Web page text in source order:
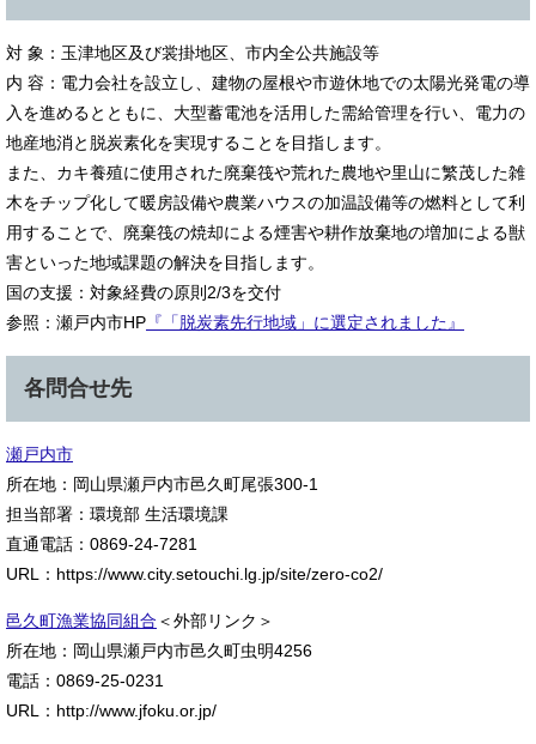
対 象：玉津地区及び裳掛地区、市内全公共施設等
内 容：電力会社を設立し、建物の屋根や市遊休地での太陽光発電の導
入を進めるとともに、大型蓄電池を活用した需給管理を行い、電力の
地産地消と脱炭素化を実現することを目指します。
また、カキ養殖に使用された廃棄筏や荒れた農地や里山に繁茂した雑
木をチップ化して暖房設備や農業ハウスの加温設備等の燃料として利
用することで、廃棄筏の焼却による煙害や耕作放棄地の増加による獣
害といった地域課題の解決を目指します。
国の支援：対象経費の原則2/3を交付
参照：瀬戸内市HP 『「脱炭素先行地域」に選定されました』
各問合せ先
瀬戸内市
所在地：岡山県瀬戸内市邑久町尾張300-1
担当部署：環境部 生活環境課
直通電話：0869-24-7281
URL：https://www.city.setouchi.lg.jp/site/zero-co2/
邑久町漁業協同組合 ＜外部リンク＞
所在地：岡山県瀬戸内市邑久町虫明4256
電話：0869-25-0231
URL：http://www.jfoku.or.jp/